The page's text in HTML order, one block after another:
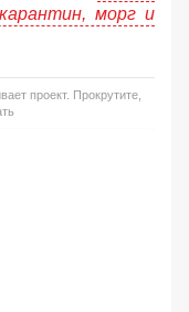
морг и
проект. Прокрутите,